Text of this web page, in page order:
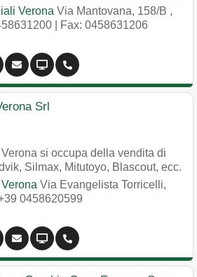
Verona Via Mantovana, 158/B ,
| Fax: 0458631206
Srl
si occupa della vendita di
Silmax, Mitutoyo, Blascout, ecc.
Via Evangelista Torricelli,
0458620599